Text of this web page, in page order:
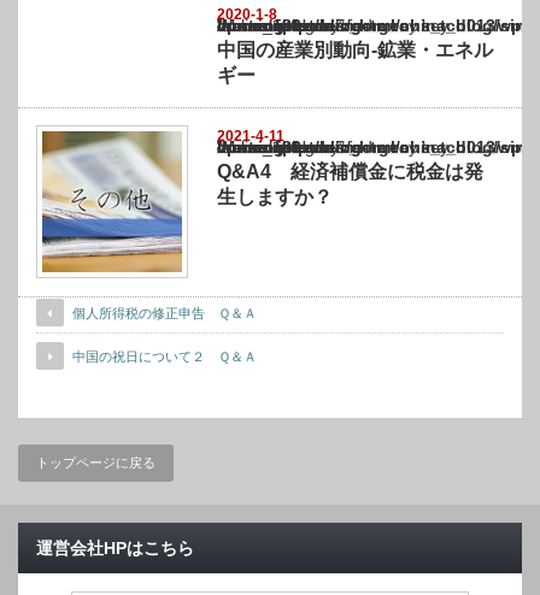
2020-1-8
Warning
: Undefined array key "show_category" in
/home/netst/kuno-cpa.co.jp/public_html/china_blog/wp-content/themes/
on line183
中国の産業別動向-鉱業・エネル
ギー
2021-4-11
Warning
: Undefined array key "show_category" in
/home/netst/kuno-cpa.co.jp/public_html/china_blog/wp-content/themes/
on line183
Q&A4 経済補償金に税金は発
生しますか？
個人所得税の修正申告 Ｑ＆Ａ
中国の祝日について２ Ｑ＆Ａ
トップページに戻る
運営会社HPはこちら